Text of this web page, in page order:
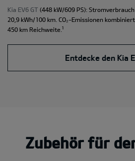
Kia EV6 GT (448 kW/609 PS):
20,9 kWh/100 km. CO₂-Emissionen
450 km Reichweite. ¹
Entdecke den Kia
Zubehör für